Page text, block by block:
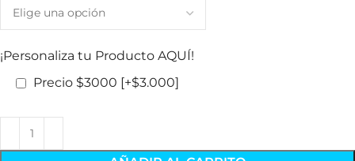
¡Personaliza tu Producto AQUÍ!
Precio $3000 [+$3.000]